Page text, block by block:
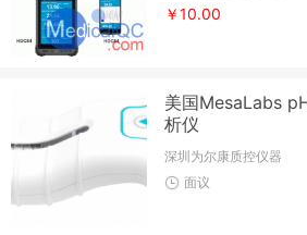
￥10.00
美国MesaLabs
析仪
深圳为尔康质控仪器
面议